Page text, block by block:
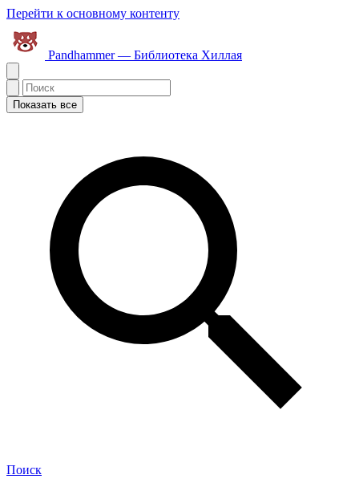
Перейти к основному контенту
Pandhammer — Библиотека Хиллая
Показать все
Поиск